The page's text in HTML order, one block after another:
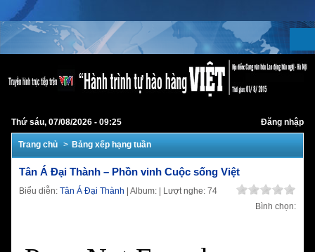
Thứ sáu, 07/08/2026 - 09:25 Đăng nhập
Trang chủ Bảng xếp hạng tuần
Tân Á Đại Thành – Phồn vinh Cuộc sống Việt
Biểu diễn: Tân Á Đại Thành | Album: | Lượt nghe: 74
Bình chọn: